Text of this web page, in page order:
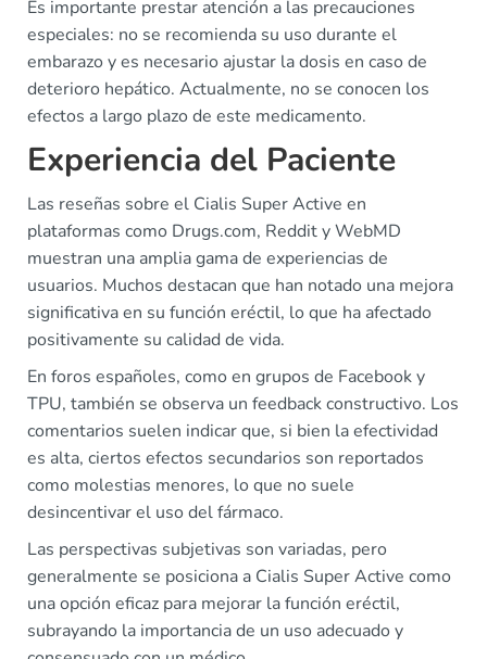
Es importante prestar atención a las precauciones
especiales: no se recomienda su uso durante el
embarazo y es necesario ajustar la dosis en caso de
deterioro hepático. Actualmente, no se conocen los
efectos a largo plazo de este medicamento.
Experiencia del Paciente
Las reseñas sobre el Cialis Super Active en
plataformas como Drugs.com, Reddit y WebMD
muestran una amplia gama de experiencias de
usuarios. Muchos destacan que han notado una mejora
significativa en su función eréctil, lo que ha afectado
positivamente su calidad de vida.
En foros españoles, como en grupos de Facebook y
TPU, también se observa un feedback constructivo. Los
comentarios suelen indicar que, si bien la efectividad
es alta, ciertos efectos secundarios son reportados
como molestias menores, lo que no suele
desincentivar el uso del fármaco.
Las perspectivas subjetivas son variadas, pero
generalmente se posiciona a Cialis Super Active como
una opción eficaz para mejorar la función eréctil,
subrayando la importancia de un uso adecuado y